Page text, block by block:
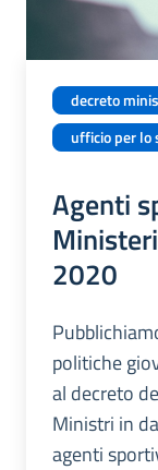
decreto
ufficio per lo
Agenti
2020
politiche
al decreto
Ministri in
agenti